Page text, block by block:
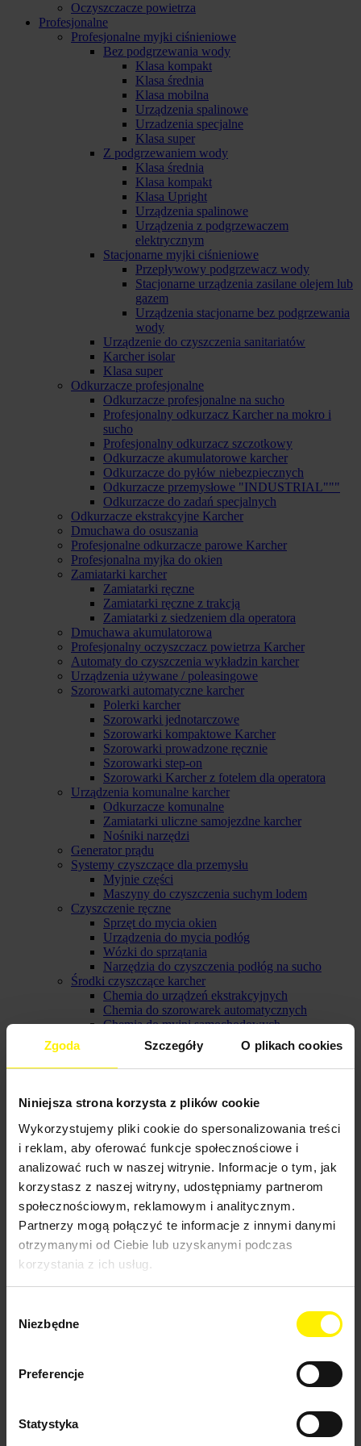
Zgoda Szczegóły O plikach cookies
Niniejsza strona korzysta z plików cookie
Wykorzystujemy pliki cookie do spersonalizowania treści
i reklam, aby oferować funkcje społecznościowe i
analizować ruch w naszej witrynie. Informacje o tym, jak
korzystasz z naszej witryny, udostępniamy partnerom
społecznościowym, reklamowym i analitycznym.
Partnerzy mogą połączyć te informacje z innymi danymi
otrzymanymi od Ciebie lub uzyskanymi podczas
korzystania z ich usług.
zgody
Niezbędne
Preferencje
Statystyka
Oczyszczacze powietrza
Profesjonalne
Profesjonalne myjki ciśnieniowe
Bez podgrzewania wody
Klasa kompakt
Klasa średnia
Klasa mobilna
Urządzenia spalinowe
Urzadzenia specjalne
Klasa super
Z podgrzewaniem wody
Klasa średnia
Klasa kompakt
Klasa Upright
Urządzenia spalinowe
Urządzenia z podgrzewaczem
elektrycznym
Stacjonarne myjki ciśnieniowe
Przepływowy podgrzewacz wody
Stacjonarne urządzenia zasilane olejem lub
gazem
Urządzenia stacjonarne bez podgrzewania
wody
Urządzenie do czyszczenia sanitariatów
Karcher isolar
Klasa super
Odkurzacze profesjonalne
Odkurzacze profesjonalne na sucho
Profesjonalny odkurzacz Karcher na mokro i
sucho
Profesjonalny odkurzacz szczotkowy
Odkurzacze akumulatorowe karcher
Odkurzacze do pyłów niebezpiecznych
Odkurzacze przemysłowe "INDUSTRIAL"""
Odkurzacze do zadań specjalnych
Odkurzacze ekstrakcyjne Karcher
Dmuchawa do osuszania
Profesjonalne odkurzacze parowe Karcher
Profesjonalna myjka do okien
Zamiatarki karcher
Zamiatarki ręczne
Zamiatarki ręczne z trakcją
Zamiatarki z siedzeniem dla operatora
Dmuchawa akumulatorowa
Profesjonalny oczyszczacz powietrza Karcher
Automaty do czyszczenia wykładzin karcher
Urządzenia używane / poleasingowe
Szorowarki automatyczne karcher
Polerki karcher
Szorowarki jednotarczowe
Szorowarki kompaktowe Karcher
Szorowarki prowadzone ręcznie
Szorowarki step-on
Szorowarki Karcher z fotelem dla operatora
Urządzenia komunalne karcher
Odkurzacze komunalne
Zamiatarki uliczne samojezdne karcher
Nośniki narzędzi
Generator prądu
Systemy czyszczące dla przemysłu
Myjnie części
Maszyny do czyszczenia suchym lodem
Czyszczenie ręczne
Sprzęt do mycia okien
Urządzenia do mycia podłóg
Wózki do sprzątania
Narzędzia do czyszczenia podłóg na sucho
Środki czyszczące karcher
Chemia do urządzeń ekstrakcyjnych
Chemia do szorowarek automatycznych
Chemia do myjni samochodowych
Chemia do czyszczenia ręcznego
Chemia do środków uzdatniających wodę
Chemia do urządzeń ciśnieniowych
Wyposażenie do profesjonalnych urządzeń
ciśnieniowych
Adaptery do urządzeń profesjonalnych
Bębny na węże do urządzeń
profesjonalnych
Dysze do urządzeń profesjonalnych
Lance do profesjonalnych urządzeń
ciśnieniowych
Elementy łączące do profesjonalnych
urządzeń ciśnieniowych
Filtry do profesjonalnych urządzeń
Szczotki do profesjonalnych urządzeń
ciśnieniowych
Węże do profesjonalnych urządzeń
Akcesoria do profesjonalnych urządzeń
Inżektory do profesjonalnych urządzeń
Pistolety do profesjonalnych urządzeń